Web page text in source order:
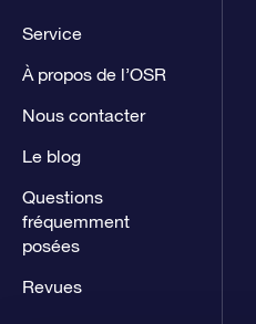
Service
À propos de l’OSR
Nous contacter
Le blog
Questions
fréquemment
posées
Revues